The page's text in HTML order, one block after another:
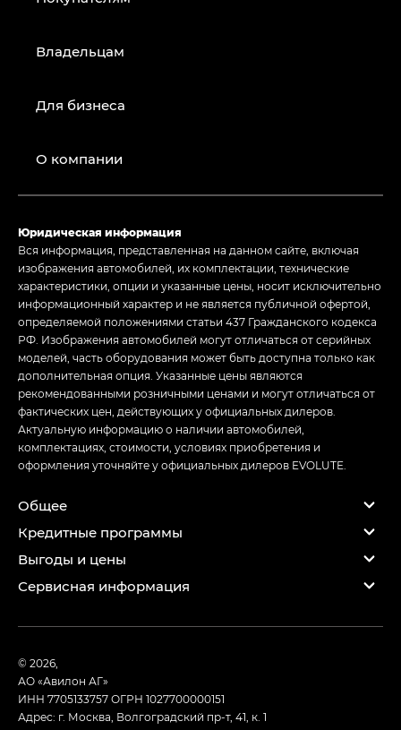
Владельцам
Для бизнеса
О компании
Юридическая информация
Вся информация, представленная на данном сайте, включая
изображения автомобилей, их комплектации, технические
характеристики, опции и указанные цены, носит исключительно
информационный характер и не является публичной офертой,
определяемой положениями статьи 437 Гражданского кодекса
РФ. Изображения автомобилей могут отличаться от серийных
моделей, часть оборудования может быть доступна только как
дополнительная опция. Указанные цены являются
рекомендованными розничными ценами и могут отличаться от
фактических цен, действующих у официальных дилеров.
Актуальную информацию о наличии автомобилей,
комплектациях, стоимости, условиях приобретения и
оформления уточняйте у официальных дилеров EVOLUTE.
Общее
Кредитные программы
Выгоды и цены
Сервисная информация
© 2026,
АО «Авилон АГ»
ИНН 7705133757ОГРН 1027700000151
Адрес: г. Москва, Волгоградский пр-т, 41, к. 1